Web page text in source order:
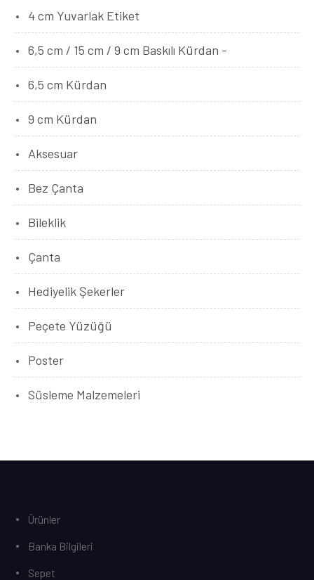
4 cm Yuvarlak Etiket
6,5 cm / 15 cm / 9 cm Baskılı Kürdan -
6,5 cm Kürdan
9 cm Kürdan
Aksesuar
Bez Çanta
Bileklik
Çanta
Hediyelik Şekerler
Peçete Yüzüğü
Poster
Süsleme Malzemeleri
Ürünler
Banka Bilgileri
Sepet